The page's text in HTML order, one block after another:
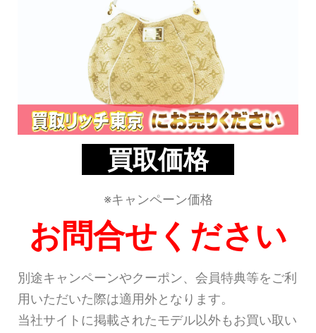
買取価格
※キャンペーン価格
お問合せください
別途キャンペーンやクーポン、会員特典等をご利
用いただいた際は適用外となります。
当社サイトに掲載されたモデル以外もお買い取い